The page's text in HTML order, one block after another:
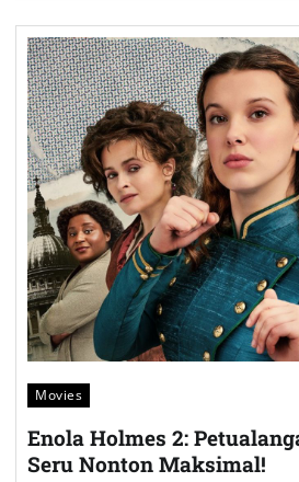
Movies
Enola Holmes 2:
Seru Nonton Maksimal!